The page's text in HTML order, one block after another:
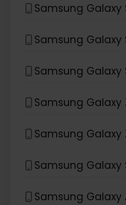
Samsung Galaxy
Samsung Galaxy
Samsung Galaxy
Samsung Galaxy
Samsung Galaxy
Samsung Galaxy
Samsung Galaxy